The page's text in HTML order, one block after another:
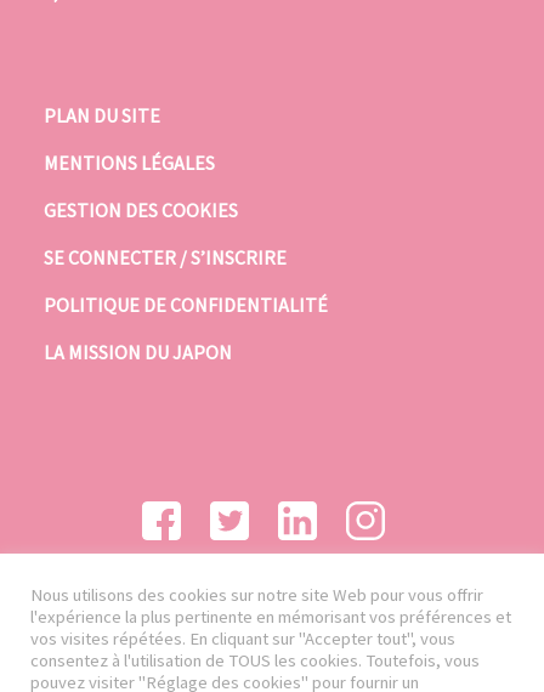
PLAN DU SITE
MENTIONS LÉGALES
GESTION DES COOKIES
SE CONNECTER / S’INSCRIRE
POLITIQUE DE CONFIDENTIALITÉ
LA MISSION DU JAPON
Nous utilisons des cookies sur notre site Web pour vous offrir
l'expérience la plus pertinente en mémorisant vos préférences et
vos visites répétées. En cliquant sur "Accepter tout", vous
consentez à l'utilisation de TOUS les cookies. Toutefois, vous
pouvez visiter "Réglage des cookies" pour fournir un